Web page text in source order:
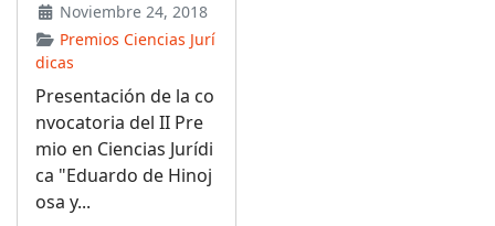
Noviembre 24, 2018
Premios Ciencias Jurí
dicas
Presentación de la co
nvocatoria del II Pre
mio en Ciencias Jurídi
ca "Eduardo de Hinoj
osa y...